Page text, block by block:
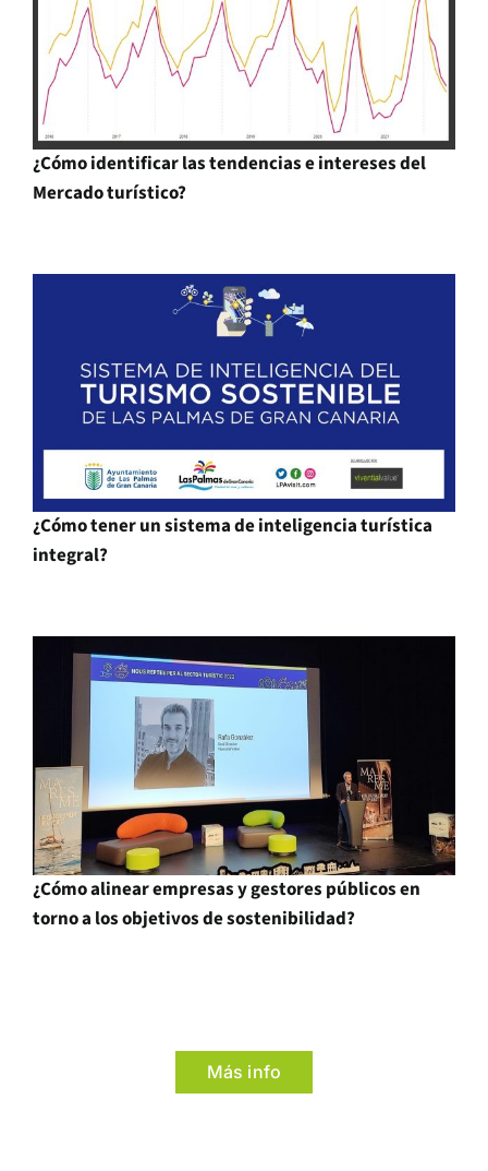
¿Cómo identificar las tendencias e intereses del
Mercado turístico?
¿Cómo tener un sistema de inteligencia turística
integral?
¿Cómo alinear empresas y gestores públicos en
torno a los objetivos de sostenibilidad?
Más info